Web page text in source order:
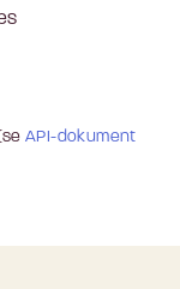
API-dokument